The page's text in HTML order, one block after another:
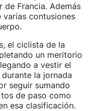
de Francia. Además
varias contusiones
el ciclista de la
un meritorio
a vestir el
la jornada
seguir sumando
de paso como
esa clasificación.